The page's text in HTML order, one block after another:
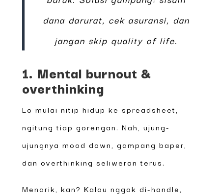
dana darurat, cek asuransi, dan
jangan skip quality of life.
1. Mental burnout &
overthinking
Lo mulai nitip hidup ke spreadsheet,
ngitung tiap gorengan. Nah, ujung-
ujungnya mood down, gampang baper,
dan overthinking seliweran terus.
Menarik, kan? Kalau nggak di-handle,